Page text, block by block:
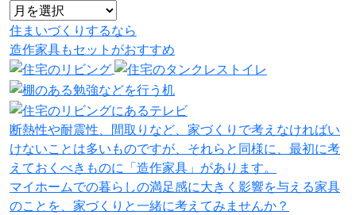
住まいづくりするなら
造作家具もセット がおすすめ
断熱性や耐震性、間取りなど、家づくりで考えなければい
けないことは多いものですが、それらと同様に、最初に考
えておくべきものに「造作家具」があります。
マイホームでの暮らしの満足感に大きく影響を与える家具
のことを、家づくりと一緒に考えてみませんか？